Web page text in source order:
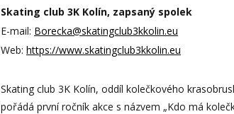
Skating club 3K Kolín, zapsaný spolek
E-mail: Borecka@skatingclub3kkolin.eu
Web: https://www.skatingclub3kkolin.eu
Skating club 3K Kolín, oddíl kolečkového
pořádá první ročník akce s názvem „Kdo má